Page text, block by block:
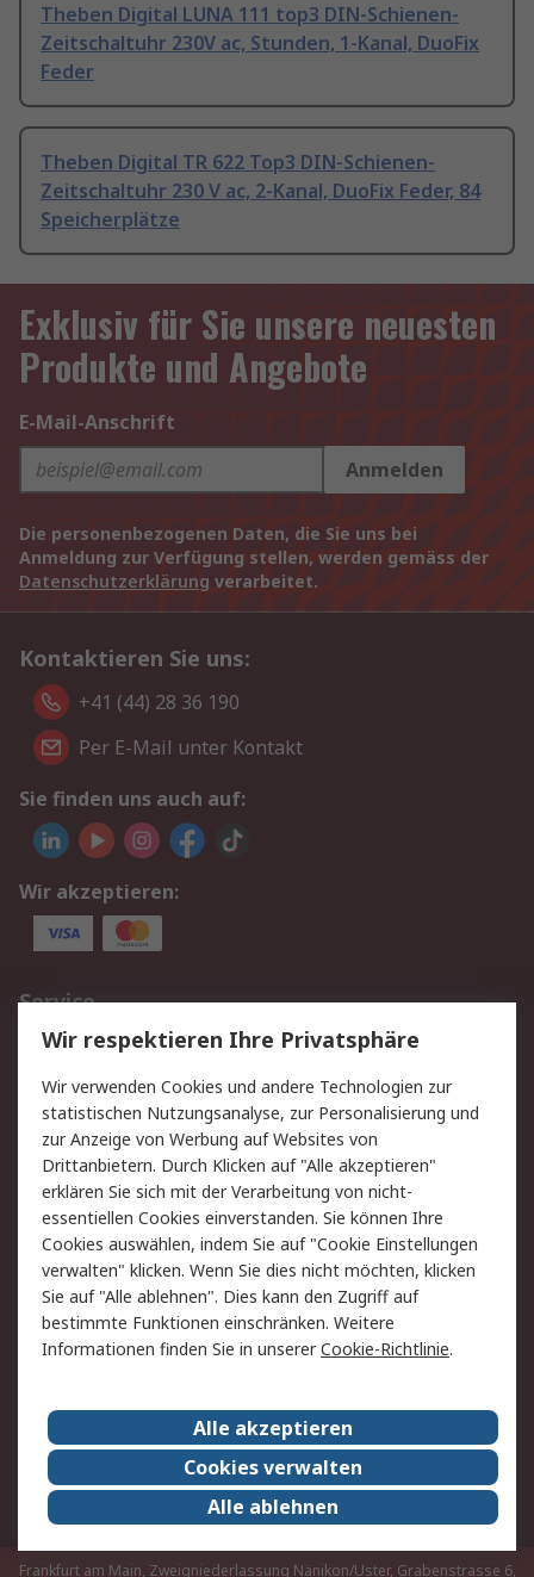
Theben Digital LUNA 111 top3 DIN-Schienen-
Zeitschaltuhr 230V ac, Stunden, 1-Kanal, DuoFix
Feder
Theben Digital TR 622 Top3 DIN-Schienen-
Zeitschaltuhr 230 V ac, 2-Kanal, DuoFix Feder, 84
Speicherplätze
Exklusiv für Sie unsere neuesten
Produkte und Angebote
E-Mail-Anschrift
Anmelden
Die personenbezogenen Daten, die Sie uns bei
Anmeldung zur Verfügung stellen, werden gemäss der
Datenschutzerklärung verarbeitet.
Kontaktieren Sie uns:
+41 (44) 28 36 190
Per E-Mail unter Kontakt
Sie finden uns auch auf:
Wir akzeptieren:
Service
Value Added Services
Lieferlösungen
Rücksendungen
Kontakt
Hilfe
Rechtliches
AGB
Datenschutz
Cookie-Richtlinie
Zahlungsbedingungen
Copyright/Impressum
Über RS
Karriere bei RS
Nachhaltigkeit
Qualität/Umwelt/ZertifikatePresse-Center
Event-Center
Frankfurt am Main, Zweigniederlassung Nänikon/Uster, Grabenstrasse 6,
Wir respektieren Ihre Privatsphäre
Wir verwenden Cookies und andere Technologien zur
statistischen Nutzungsanalyse, zur Personalisierung und
zur Anzeige von Werbung auf Websites von
Drittanbietern. Durch Klicken auf "Alle akzeptieren"
erklären Sie sich mit der Verarbeitung von nicht-
essentiellen Cookies einverstanden. Sie können Ihre
Cookies auswählen, indem Sie auf "Cookie Einstellungen
verwalten" klicken. Wenn Sie dies nicht möchten, klicken
Sie auf "Alle ablehnen". Dies kann den Zugriff auf
bestimmte Funktionen einschränken. Weitere
Informationen finden Sie in unsererCookie-Richtlinie.
Alle akzeptieren
Cookies verwalten
Alle ablehnen